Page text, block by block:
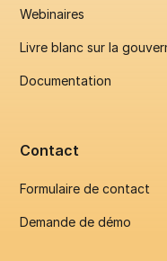
Webinaires
Livre blanc sur la
Documentation
Contact
Formulaire de contact
Demande de démo